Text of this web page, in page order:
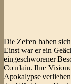
Die Zeiten haben
Einst war er ein
eingeschworener
Courlain. Ihre
Apokalypse